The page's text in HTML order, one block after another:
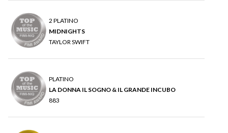
2 PLATINO
MIDNIGHTS
TAYLOR SWIFT
PLATINO
LA DONNA IL SOGNO & IL GRANDE INCUBO
883